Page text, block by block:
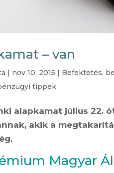
– van
| nov 10, 2015 | Befektetés,
tippek
alapkamat július 22.
akik a
Magyar